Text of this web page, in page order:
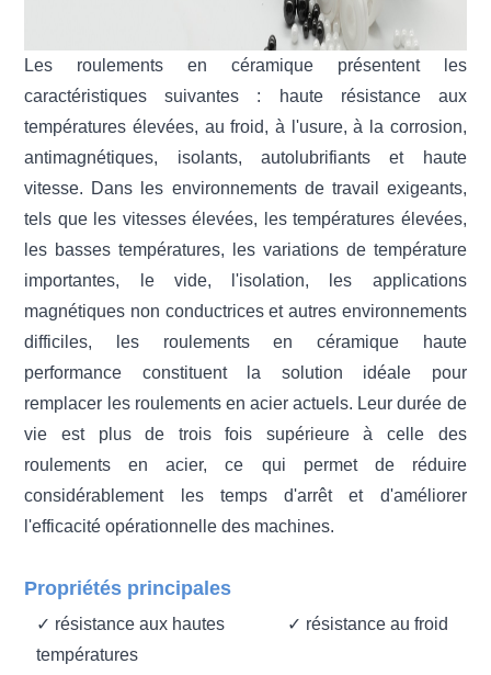
Les roulements en céramique présentent les
caractéristiques suivantes : haute résistance aux
températures élevées, au froid, à l'usure, à la corrosion,
antimagnétiques, isolants, autolubrifiants et haute
vitesse. Dans les environnements de travail exigeants,
tels que les vitesses élevées, les températures élevées,
les basses températures, les variations de température
importantes, le vide, l'isolation, les applications
magnétiques non conductrices et autres environnements
difficiles, les roulements en céramique haute
performance constituent la solution idéale pour
remplacer les roulements en acier actuels. Leur durée de
vie est plus de trois fois supérieure à celle des
roulements en acier, ce qui permet de réduire
considérablement les temps d'arrêt et d'améliorer
l'efficacité opérationnelle des machines.
Propriétés principales
✓ résistance aux hautes
températures
✓ résistance au froid